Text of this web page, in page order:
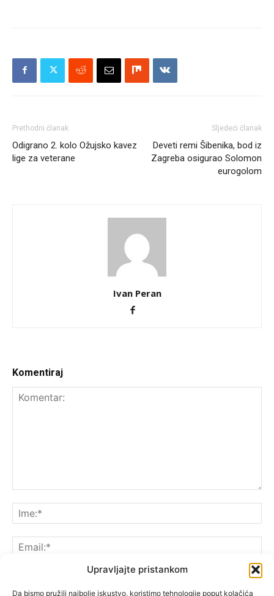
Upravljajte pristankom
Da bismo pružili najbolje iskustvo, koristimo tehnologije poput kolačića
Prethodni članak
Odigrano 2. kolo Ožujsko kavez
lige za veterane
Sljedeći članak
Deveti remi Šibenika, bod iz
Zagreba osigurao Solomon
eurogolom
Ivan Peran
Komentiraj